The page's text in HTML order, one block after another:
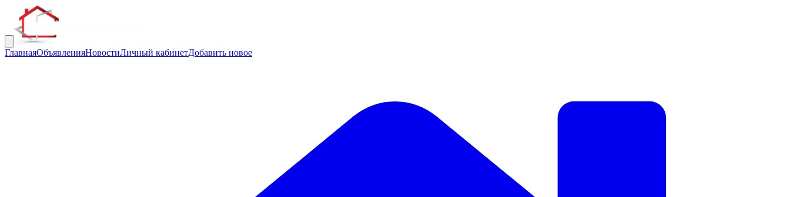
ГлавнаяОбъявленияНовостиЛичный кабинетДобавить новое